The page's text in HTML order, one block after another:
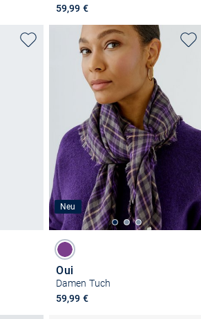
59,99 €
Neu
Oui
Damen Tuch
59,99 €